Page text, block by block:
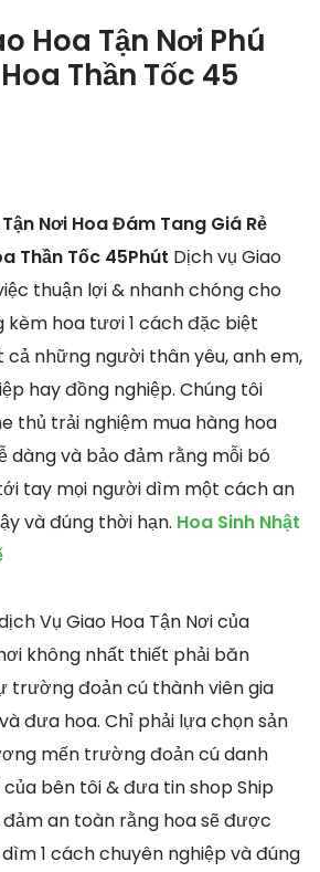
Hoa Tận Nơi Phú
Thần Tốc 45
Nơi Hoa Đám Tang Giá Rẻ
Thần Tốc 45Phút Dịch vụ Giao
thuận lợi & nhanh chóng cho
hoa tươi 1 cách đặc biệt
những người thân yêu, anh em,
hay đồng nghiệp. Chúng tôi
thủ trải nghiệm mua hàng hoa
dàng và bảo đảm rằng mỗi bó
tay mọi người dìm một cách an
và đúng thời hạn. Hoa Sinh Nhật
Vụ Giao Hoa Tận Nơi của
không nhất thiết phải băn
trường đoản cú thành viên gia
đưa hoa. Chỉ phải lựa chọn sản
mến trường đoản cú danh
bên tôi & đưa tin shop Ship
an toàn rằng hoa sẽ được
1 cách chuyên nghiệp và đúng